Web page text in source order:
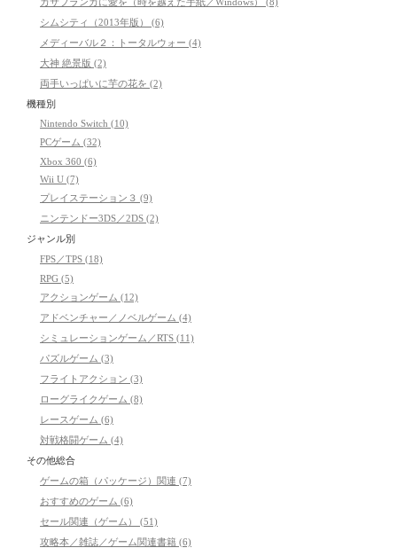
カサブランカに愛を（時を越えた手紙／Windows） (8)
シムシティ（2013年版） (6)
メディーバル２：トータルウォー (4)
大神 絶景版 (2)
両手いっぱいに芋の花を (2)
機種別
Nintendo Switch (10)
PCゲーム (32)
Xbox 360 (6)
Wii U (7)
プレイステーション３ (9)
ニンテンドー3DS／2DS (2)
ジャンル別
FPS／TPS (18)
RPG (5)
アクションゲーム (12)
アドベンチャー／ノベルゲーム (4)
シミュレーションゲーム／RTS (11)
パズルゲーム (3)
フライトアクション (3)
ローグライクゲーム (8)
レースゲーム (6)
対戦格闘ゲーム (4)
その他総合
ゲームの箱（パッケージ）関連 (7)
おすすめのゲーム (6)
セール関連（ゲーム） (51)
攻略本／雑誌／ゲーム関連書籍 (6)